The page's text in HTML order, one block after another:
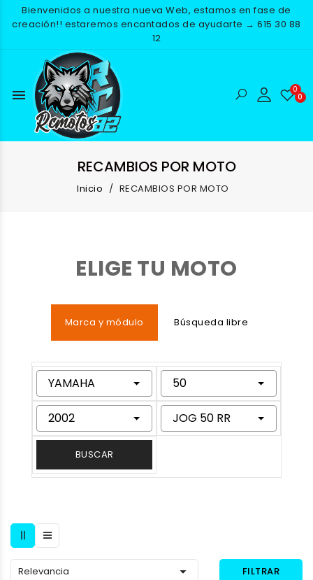
Bienvenidos a nuestra nueva Web, estamos en fase de
creación!! estaremos encantados de ayudarte → 615 30 88
12
menu
RECAMBIOS POR MOTO
Inicio RECAMBIOS POR MOTO
ELIGE TU MOTO
Marca y módulo Búsqueda libre
YAMAHA 50
2002 JOG 50 RR
BUSCAR
Relevancia  FILTRAR